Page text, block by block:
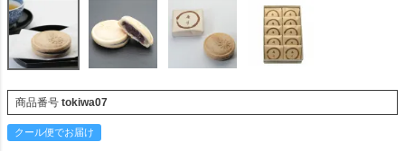
商品番号 tokiwa07
クール便でお届け